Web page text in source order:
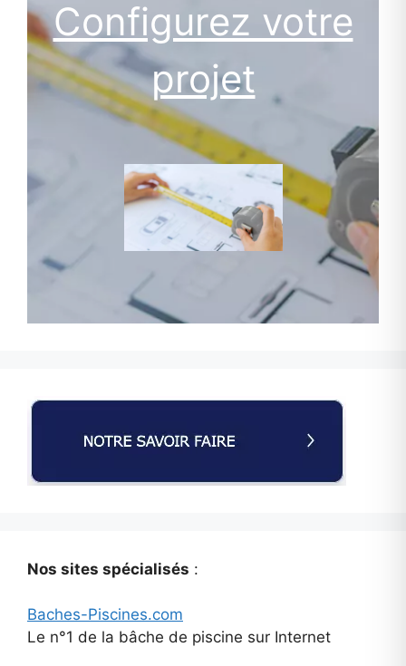
Configurez votre
projet
Nos sites spécialisés :
Baches-Piscines.com
Le n°1 de la bâche de piscine sur Internet